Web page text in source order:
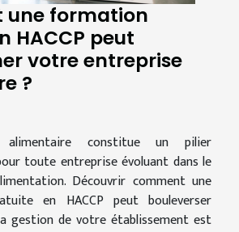
une formation
HACCP peut
votre entreprise
?
constitue un pilier
toute entreprise évoluant dans le
Découvrir comment une
en HACCP peut bouleverser
gestion de votre établissement est